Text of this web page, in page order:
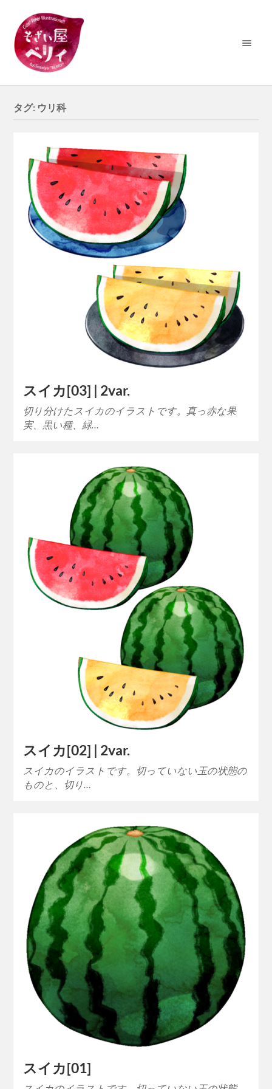
タグ: ウリ科
スイカ[03] | 2var.
切り分けたスイカのイラストです。真っ赤な果
実、黒い種、緑…
スイカ[02] | 2var.
スイカのイラストです。切っていない玉の状態の
ものと、切り…
スイカ[01]